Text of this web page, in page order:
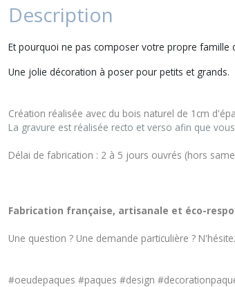
Description
Et pourquoi ne pas composer votre propre famille
Une jolie décoration à poser pour petits et grands.
Création réalisée avec du bois naturel de 1cm
La gravure est réalisée recto et verso afin que
Délai de fabrication : 2 à 5 jours ouvrés (hors
Fabrication française, artisanale et éco-
Une question ? Une demande particulière ?
#oeudepaques #paques #design